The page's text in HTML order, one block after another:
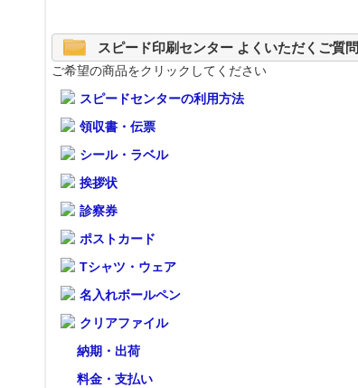
スピード印刷センター よくいただくご質問
ご希望の商品をクリックしてください
スピードセンターの利用方法
領収書・伝票
シール・ラベル
挨拶状
診察券
ポストカード
Tシャツ・ウェア
名入れボールペン
クリアファイル
納期・出荷
料金・支払い